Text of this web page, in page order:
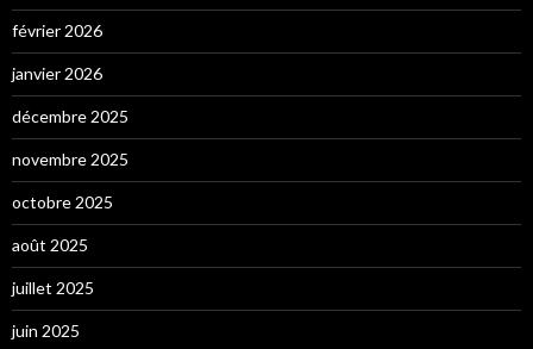
février 2026
janvier 2026
décembre 2025
novembre 2025
octobre 2025
août 2025
juillet 2025
juin 2025